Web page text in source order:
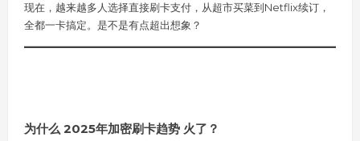
现在，越来越多人选择直接刷卡支付，从超市买菜到Netflix续订，
全都一卡搞定。是不是有点超出想象？
为什么 2025年加密刷卡趋势 火了？